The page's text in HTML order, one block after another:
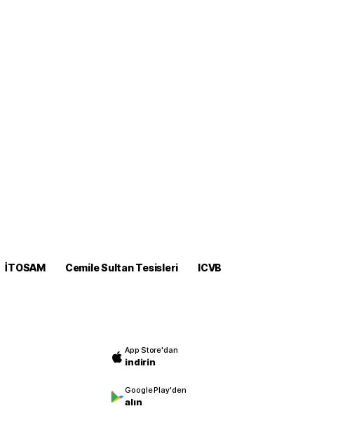
İTOSAM Cemile Sultan Tesisleri
ICVB
App Store'dan
indirin
Google Play'den
alın